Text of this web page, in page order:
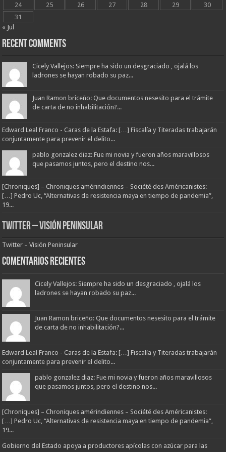
24
25 26 27 28 29
30
31
« Jul
Recent Comments
Cicely Vallejos: Siempre ha sido un desgraciado , ojalá los
ladrones se hayan robado su paz...
Juan Ramon briceño: Que documentos nesesito para el trámite
de carta de no inhabilitación?...
Edward Leal Franco - Caras de la Estafa: […] Fiscalía y Titeradas trabajarán
conjuntamente para prevenir el delito...
pablo gonzalez diaz: Fue mi novia y fueron años maravillosos
que pasamos juntos, pero el destino nos...
[Chroniques] – Chroniques amérindiennes – Société des Américanistes:
[…] Pedro Uc, “Alternativas de resistencia maya en tiempo de pandemia”,
19...
Twitter – Visión Peninsular
Twitter – Visión Peninsular
Comentarios Recientes
Cicely Vallejos: Siempre ha sido un desgraciado , ojalá los
ladrones se hayan robado su paz...
Juan Ramon briceño: Que documentos nesesito para el trámite
de carta de no inhabilitación?...
Edward Leal Franco - Caras de la Estafa: […] Fiscalía y Titeradas trabajarán
conjuntamente para prevenir el delito...
pablo gonzalez diaz: Fue mi novia y fueron años maravillosos
que pasamos juntos, pero el destino nos...
[Chroniques] – Chroniques amérindiennes – Société des Américanistes:
[…] Pedro Uc, “Alternativas de resistencia maya en tiempo de pandemia”,
19...
Gobierno del Estado apoya a productores apícolas con azúcar para las